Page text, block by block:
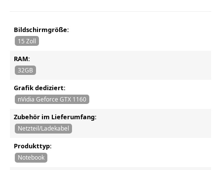
Bildschirmgröße:
15 Zoll
RAM:
32GB
Grafik dediziert:
nVidia Geforce GTX 1160
Zubehör im Lieferumfang:
Netzteil/Ladekabel
Produkttyp:
Notebook